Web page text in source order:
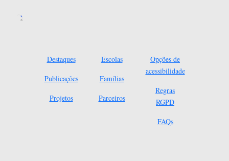
Destaques
Publicações
Projetos
Escolas
Famílias
Parceiros
Opções de
acessibilidade
Regras
RGPD
FAQs